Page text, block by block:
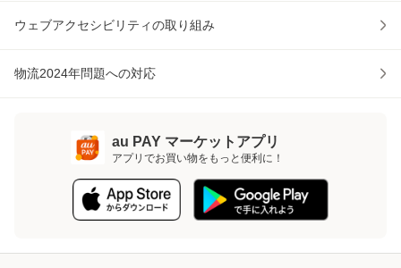
ウェブアクセシビリティの取り組み
物流2024年問題への対応
au PAY マーケットアプリ
アプリでお買い物をもっと便利に！